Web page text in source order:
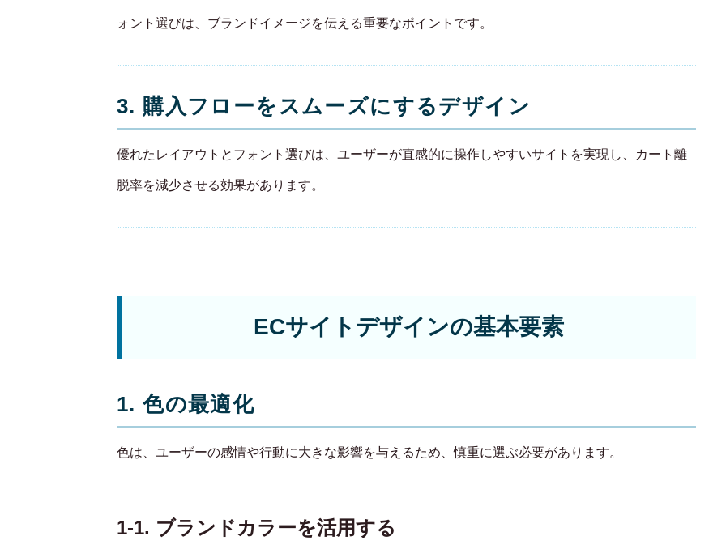
ォント選びは、ブランドイメージを伝える重要なポイントです。
3. 購入フローをスムーズにするデザイン
優れたレイアウトとフォント選びは、ユーザーが直感的に操作しやすいサイトを実現し、カート離
脱率を減少させる効果があります。
ECサイトデザインの基本要素
1. 色の最適化
色は、ユーザーの感情や行動に大きな影響を与えるため、慎重に選ぶ必要があります。
1-1. ブランドカラーを活用する